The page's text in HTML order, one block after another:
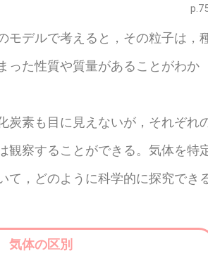
モデルで考えると，その粒子は，
った性質や質量があることがわか
炭素も目に見えないが，それぞれ
観察することができる。気体を特
て，どのように科学的に探究でき
気体の区別